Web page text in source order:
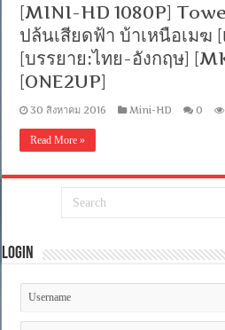
[MINI-HD 1080P]
ปล้นเสียดฟ้า บ้าเหนือเมฆ
[บรรยาย:ไทย-อังกฤษ]
[ONE2UP]
30 สิงหาคม 2016 Mini-HD 0
Read More »
Login